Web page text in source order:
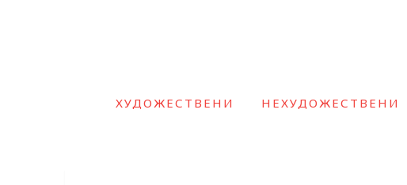
ХУДОЖЕСТВЕНИ НЕХУДОЖЕСТВЕНИ